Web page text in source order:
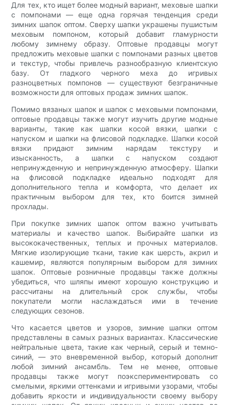
Для тех, кто ищет более модный вариант, меховые шапки
с помпонами — еще одна горячая тенденция среди
зимних шапок оптом. Сверху шапки украшены пушистым
меховым помпоном, который добавит гламурности
любому зимнему образу. Оптовые продавцы могут
предложить меховые шапки с помпонами разных цветов
и текстур, чтобы привлечь разнообразную клиентскую
базу. От гладкого черного меха до игривых
разноцветных помпонов — существуют безграничные
возможности для оптовых продаж зимних шапок.
Помимо вязаных шапок и шапок с меховыми помпонами,
оптовые продавцы также могут изучить другие модные
варианты, такие как шапки косой вязки, шапки с
напуском и шапки на флисовой подкладке. Шапки косой
вязки придают зимним нарядам текстуру и
изысканность, а шапки с напуском создают
непринужденную и непринужденную атмосферу. Шапки
на флисовой подкладке идеально подходят для
дополнительного тепла и комфорта, что делает их
практичным выбором для тех, кто боится зимней
прохлады.
При покупке зимних шапок оптом важно учитывать
материалы и качество шапок. Выбирайте шапки из
высококачественных, теплых и прочных материалов.
Мягкие изолирующие ткани, такие как шерсть, акрил и
кашемир, являются популярным выбором для зимних
шапок. Оптовые розничные продавцы также должны
убедиться, что шляпы имеют хорошую конструкцию и
рассчитаны на длительный срок службы, чтобы
покупатели могли наслаждаться ими в течение
следующих сезонов.
Что касается цветов и узоров, зимние шапки оптом
представлены в самых разных вариантах. Классические
нейтральные цвета, такие как черный, серый и темно-
синий, — это вневременной выбор, который дополнит
любой зимний ансамбль. Тем не менее, оптовые
продавцы также могут поэкспериментировать со
смелыми, яркими оттенками и игривыми узорами, чтобы
добавить яркости и индивидуальности своему выбору